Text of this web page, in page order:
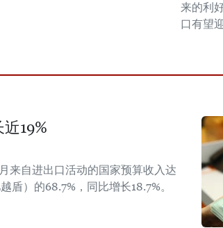
来的利
口有望
19%
来自进出口活动的国家预算收入达
盾）的68.7%，同比增长18.7%。